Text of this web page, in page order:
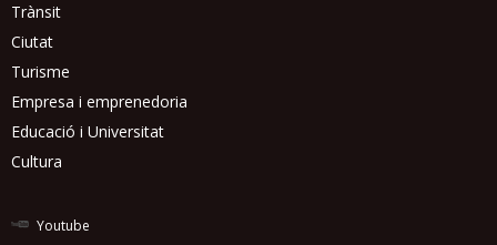
Trànsit
Ciutat
Turisme
Empresa i emprenedoria
Educació i Universitat
Cultura
Youtube